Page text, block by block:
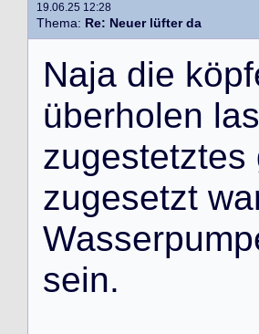
19.06.25 12:28
Thema: Re: Neuer lüfter da
Naja die köpf
überholen las
zugestetztes
zugesetzt wa
Wasserpump
sein.